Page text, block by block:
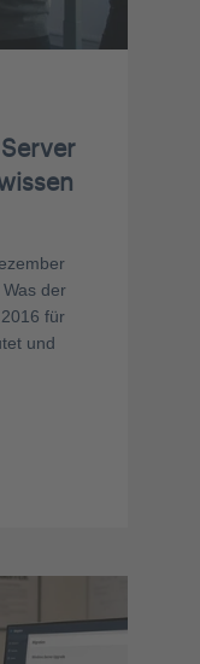
der
für
und